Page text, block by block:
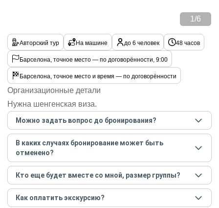
1 /6
Авторский тур На машине до 6 человек 48 часов
Барселона, точное место — по договорённости, 9:00
Барселона, точное место и время — по договорённости
Организационные детали
Нужна шенгенская виза.
Можно задать вопрос до бронирования?
Достаточно перейти по ссылке «Задать вопрос» и
написать гиду. Платить при этом не нужно. Сначала
согласуйте с гидом интересующие вас вопросы и после
этого бронируйте экскурсию.Задать вопрос.
В каких случаях бронирование может быть
отменено?
Только в случае неблагоприятных погодных условий,
например, если экскурсия на кораблике, а по прогнозу
погоды аномально-сильный ветер. При этом гид
предупредит вас об отмене, а мы вернем предоплату на
карту. Во всех остальных случаях экскурсия состоится.
Кто еще будет вместе со мной, размер группы?
Если экскурсия индивидуальная, гид проведет встречу
только для вас и вашей компании. Если групповая — на
Как оплатить экскурсию?